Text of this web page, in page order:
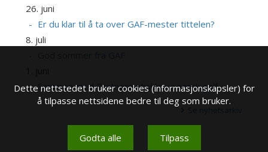
26. juni
Er du klar til å ta over GAF-mester tittelen?
8. juli
Sammen med Partnere utvikler vi norsk golf
Dette nettstedet bruker cookies (informasjonskapsler) for
å tilpasse nettsidene bedre til deg som bruker.
Godta alle Tilpass